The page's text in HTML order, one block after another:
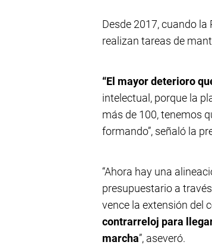
Desde 2017, cuando
realizan tareas de
“El mayor deterioro
intelectual, porque la
más de 100, tenemos
formando”, señaló la
“Ahora hay una
presupuestario a
vence la extensión del
contrarreloj para
marcha”, aseveró.